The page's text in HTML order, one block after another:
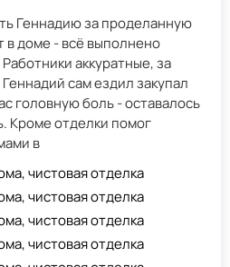
Геннадию за проделанную
в доме - всё выполнено
аккуратные, за
сам ездил закупал
головную боль - оставалось
Кроме отделки помог
в